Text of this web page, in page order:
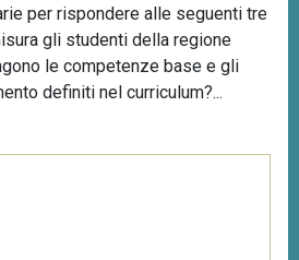
per rispondere alle seguenti tre
gli studenti della regione
le competenze base e gli
definiti nel curriculum?...